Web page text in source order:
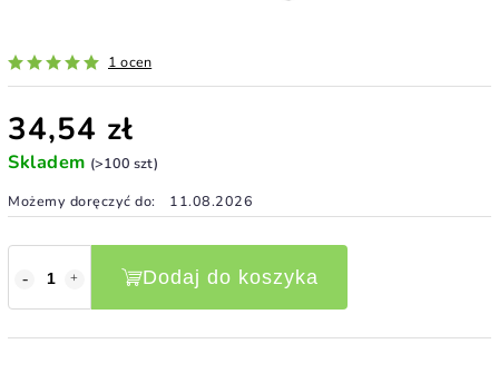
1 ocen
34,54 zł
Skladem (>100 szt)
Możemy doręczyć do:
11.08.2026
Dodaj do koszyka